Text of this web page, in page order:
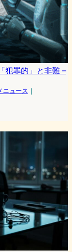
犯罪的」と非難 –
ニュース ｜